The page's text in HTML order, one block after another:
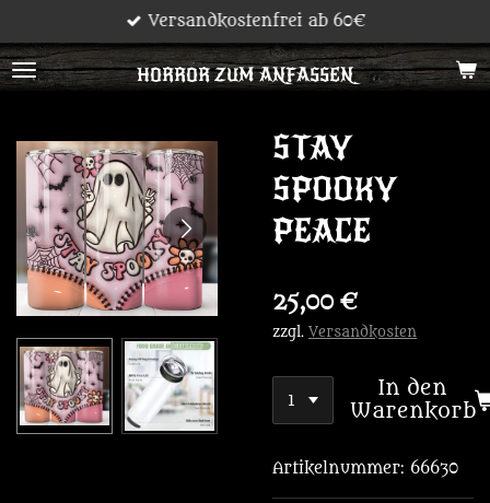
Hauptinhalt
springen
HORROR ZUM ANFASSEN
Versandkostenfrei ab 60€
STAY
SPOOKY
PEACE
25,00 €
zzgl. Versandkosten
In den
Warenkorb
Artikelnummer: 66630